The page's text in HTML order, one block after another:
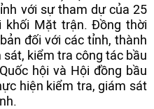
với sự tham dự của 25
khối Mặt trận. Đồng thời
đối với các tỉnh, thành
kiểm tra công tác bầu
hội và Hội đồng bầu
hiện kiểm tra, giám sát